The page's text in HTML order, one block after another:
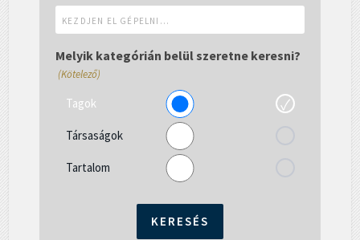
el
gépelni...
Melyik kategórián belül szeretne keresni?
(Kötelező)
Tagok
Társaságok
Tartalom